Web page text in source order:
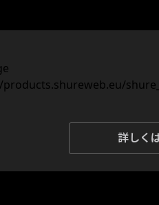
詳しく